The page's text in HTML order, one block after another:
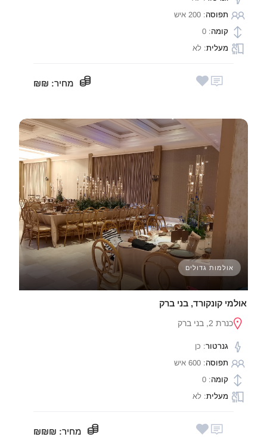
תפוסה: 200 איש
קומה: 0
מעלית: לא
מחיר: ₪₪
אולמות גדולים
אולמי קונקורד, בני ברק
כנרת 2, בני ברק
גנרטור: כן
תפוסה: 600 איש
קומה: 0
מעלית: לא
מחיר: ₪₪₪